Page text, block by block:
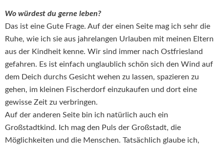
Wo würdest du gerne leben?
Das ist eine Gute Frage. Auf der einen Seite mag ich sehr die
Ruhe, wie ich sie aus jahrelangen Urlauben mit meinen Eltern
aus der Kindheit kenne. Wir sind immer nach Ostfriesland
gefahren. Es ist einfach unglaublich schön sich den Wind auf
dem Deich durchs Gesicht wehen zu lassen, spazieren zu
gehen, im kleinen Fischerdorf einzukaufen und dort eine
gewisse Zeit zu verbringen.
Auf der anderen Seite bin ich natürlich auch ein
Großstadtkind. Ich mag den Puls der Großstadt, die
Möglichkeiten und die Menschen. Tatsächlich glaube ich,